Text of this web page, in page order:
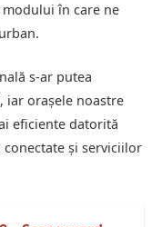
în care ne
s-ar putea
iar orașele noastre
eficiente datorită
și serviciilor